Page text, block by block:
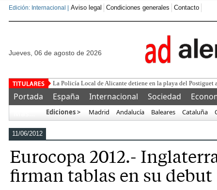
Edición: Internacional | Aviso legal Condiciones generales Contacto
jueves, 06 de agosto de 2026
Este corrupto traiciona a E
Portada España Internacional Sociedad
Ediciones > Madrid Andalucía Baleares Cataluña
11/06/2012
Eurocopa 2012.-
firman tablas en su debut